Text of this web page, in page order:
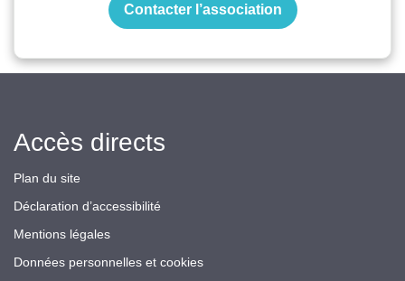
Contacter l’association
Accès directs
Plan du site
Déclaration d’accessibilité
Mentions légales
Données personnelles et cookies